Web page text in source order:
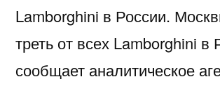
Lamborghini в России.
треть от всех Lamborghini в
сообщает аналитическое